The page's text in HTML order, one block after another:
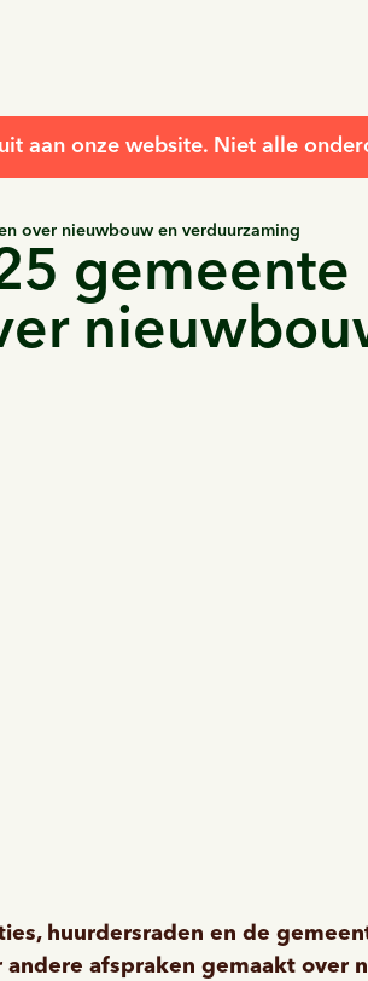
aan onze website. Niet alle
over nieuwbouw en verduurzaming
gemeente
huurdersraden en de
afspraken gemaakt over